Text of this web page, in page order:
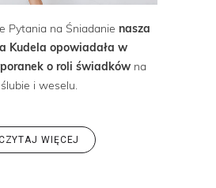
Pytania na Śniadanie nasza
Kudela opowiadała w
o roli świadkówna
ślubie i weselu.
WIĘCEJ